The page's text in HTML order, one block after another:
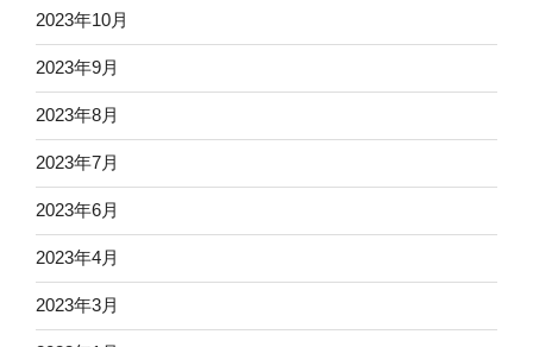
2023年10月
2023年9月
2023年8月
2023年7月
2023年6月
2023年4月
2023年3月